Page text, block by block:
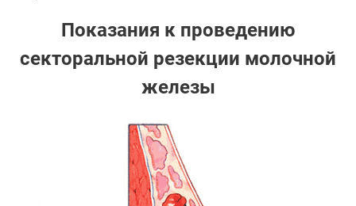
Показания к проведению
секторальной резекции молочной
железы